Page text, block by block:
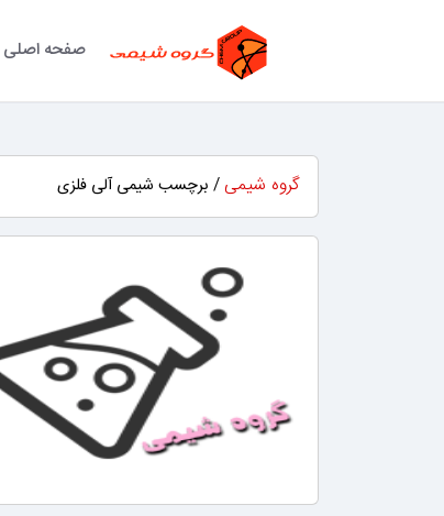
صفحه اصلی
گروه شیمی / برچسب شیمی آلی فلزی